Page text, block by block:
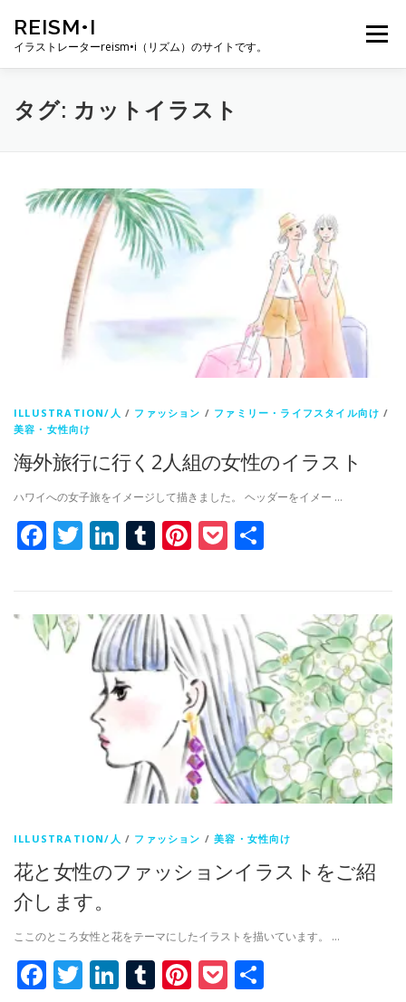
REISM•I
イラストレーターreism•i（リズム）のサイトです。
メニュー
HOME GALLERY PROFILE
お問い合わせ
タグ: カットイラスト
ILLUSTRATION/人 / ファッション / ファミリー・ライフスタイル向け /
美容・女性向け
海外旅行に行く2人組の女性のイラスト
ハワイへの女子旅をイメージして描きました。 ヘッダーをイメー …
Facebook
Twitter
LinkedIn
Tumblr
Pinterest
Pocket
ILLUSTRATION/人 / ファッション /美容・女性向け
花と女性のファッションイラストをご紹
介します。
ここのところ女性と花をテーマにしたイラストを描いています。 …
Facebook
Twitter
LinkedIn
Tumblr
Pinterest
Pocket